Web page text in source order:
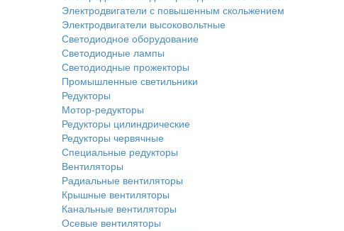
Электродвигатели с повышенным скольжением
Электродвигатели высоковольтные
Светодиодное оборудование
Светодиодные лампы
Светодиодные прожекторы
Промышленные светильники
Редукторы
Мотор-редукторы
Редукторы цилиндрические
Редукторы червячные
Специальные редукторы
Вентиляторы
Радиальные вентиляторы
Крышные вентиляторы
Канальные вентиляторы
Осевые вентиляторы